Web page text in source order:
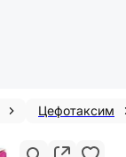
Цефотаксим